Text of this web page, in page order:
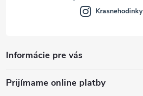
Informácie pre vás
Prijímame online platby
Krasnehodinky